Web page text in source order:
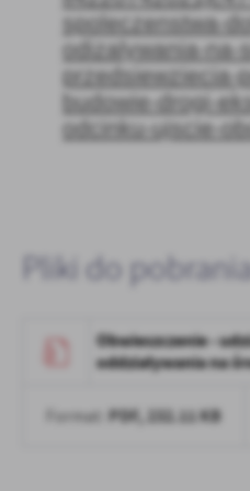
Firmy te działają w charakterze
treści w postaci wiadomości,
spoleczenstwa-
odizalywania-na-
przedsiewziecia-
budowie-drogi-
odcinku-ujscie-
Pliki do
Obwieszczenie -
oddziaływania na
Format: PDF, 232.11 KB